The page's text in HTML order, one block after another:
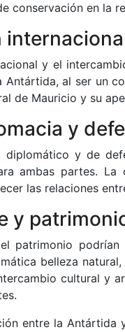
conservación en la
y el
Antártida, al ser un
de Mauricio y su
y
diplomático y de
ambas partes.
las relaciones
y
patrimonio
belleza
cultural y
entre la